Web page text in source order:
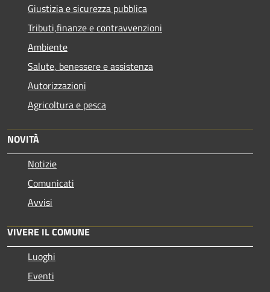
Giustizia e sicurezza pubblica
Tributi,finanze e contravvenzioni
Ambiente
Salute, benessere e assistenza
Autorizzazioni
Agricoltura e pesca
NOVITÀ
Notizie
Comunicati
Avvisi
VIVERE IL COMUNE
Luoghi
Eventi